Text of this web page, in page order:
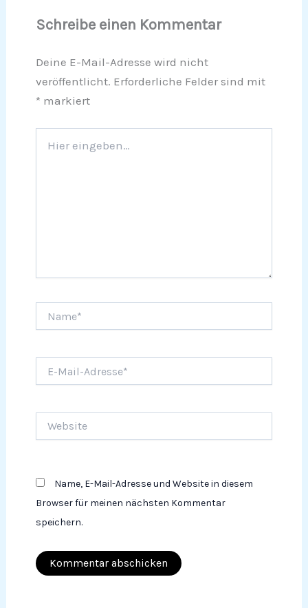
Schreibe einen Kommentar
Deine E-Mail-Adresse wird nicht
veröffentlicht. Erforderliche Felder sind mit
* markiert
eingeben…
Mail-
Name, E-Mail-Adresse und Website in diesem
Browser für meinen nächsten Kommentar
speichern.